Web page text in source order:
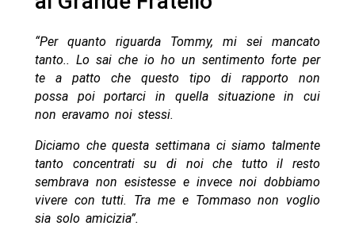
“Per quanto riguarda Tommy, mi sei mancato
tanto.. Lo sai che io ho un sentimento forte per
te a patto che questo tipo di rapporto non
possa poi portarci in quella situazione in cui
non eravamo noi stessi.
Diciamo che questa settimana ci siamo talmente
tanto concentrati su di noi che tutto il resto
sembrava non esistesse e invece noi dobbiamo
vivere con tutti. Tra me e Tommaso non voglio
sia solo amicizia”.